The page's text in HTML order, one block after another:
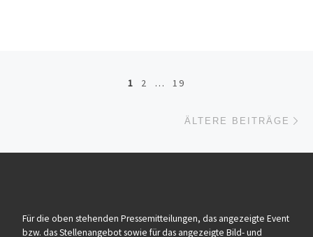
Beitragsnavigation
1 2 … 19
ÄLTERE BEITRÄGE
Für die oben stehenden Pressemitteilungen, das angezeigte Event
bzw. das Stellenangebot sowie für das angezeigte Bild- und